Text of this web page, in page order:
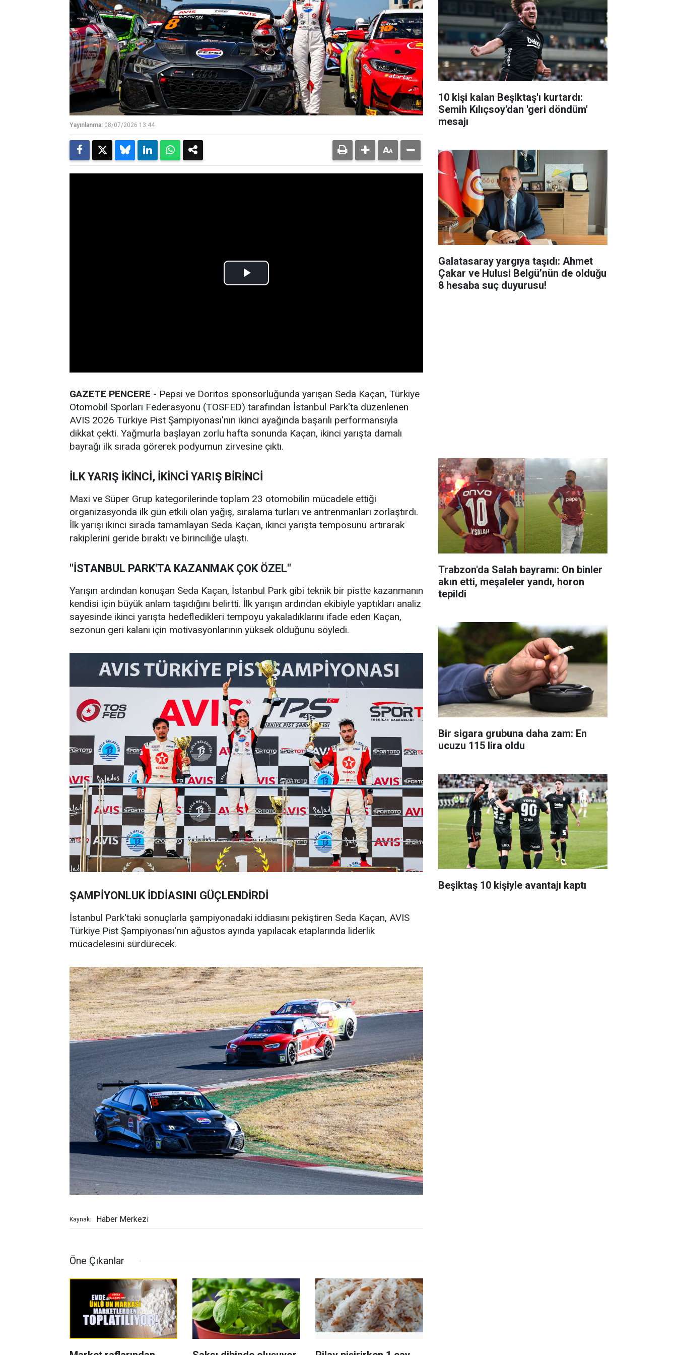
Yayınlanma: 08/07/2026 13:44
GAZETE PENCERE - Pepsi ve Doritos sponsorluğunda yarışan Seda Kaçan, Türkiye
Otomobil Sporları Federasyonu (TOSFED) tarafından İstanbul Park'ta düzenlenen
AVIS 2026 Türkiye Pist Şampiyonası'nın ikinci ayağında başarılı performansıyla
dikkat çekti. Yağmurla başlayan zorlu hafta sonunda Kaçan, ikinci yarışta damalı
bayrağı ilk sırada görerek podyumun zirvesine çıktı.
İLK YARIŞ İKİNCİ, İKİNCİ YARIŞ BİRİNCİ
Maxi ve Süper Grup kategorilerinde toplam 23 otomobilin mücadele ettiği
organizasyonda ilk gün etkili olan yağış, sıralama turları ve antrenmanları zorlaştırdı.
İlk yarışı ikinci sırada tamamlayan Seda Kaçan, ikinci yarışta temposunu artırarak
rakiplerini geride bıraktı ve birinciliğe ulaştı.
"İSTANBUL PARK'TA KAZANMAK ÇOK ÖZEL"
Yarışın ardından konuşan Seda Kaçan, İstanbul Park gibi teknik bir pistte kazanmanın
kendisi için büyük anlam taşıdığını belirtti. İlk yarışın ardından ekibiyle yaptıkları analiz
sayesinde ikinci yarışta hedefledikleri tempoyu yakaladıklarını ifade eden Kaçan,
sezonun geri kalanı için motivasyonlarının yüksek olduğunu söyledi.
ŞAMPİYONLUK İDDİASINI GÜÇLENDİRDİ
İstanbul Park'taki sonuçlarla şampiyonadaki iddiasını pekiştiren Seda Kaçan, AVIS
Türkiye Pist Şampiyonası'nın ağustos ayında yapılacak etaplarında liderlik
mücadelesini sürdürecek.
Kaynak: Haber Merkezi
Öne Çıkanlar
10 kişi kalan Beşiktaş'ı kurtardı:
Semih Kılıçsoy'dan 'geri döndüm'
mesajı
Galatasaray yargıya taşıdı: Ahmet
Çakar ve Hulusi Belgü’nün de olduğu
8 hesaba suç duyurusu!
Trabzon'da Salah bayramı: On binler
akın etti, meşaleler yandı, horon
tepildi
Bir sigara grubuna daha zam: En
ucuzu 115 lira oldu
Beşiktaş 10 kişiyle avantajı kaptı